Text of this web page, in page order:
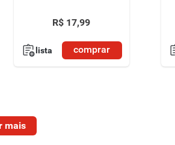
R$ 17,99
lista comprar